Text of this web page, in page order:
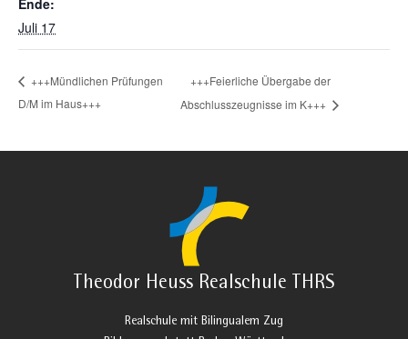
Juli 17
+++Mündlichen Prüfungen
D/M im Haus+++
+++Feierliche Übergabe der
Abschlusszeugnisse im K+++
Theodor Heuss Realschule THRS
Realschule mit Bilingualem Zug